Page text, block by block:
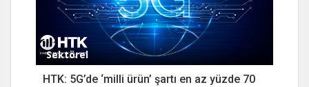
Sektörel
HTK: 5G’de ‘milli ürün’ şartı en az yüzde 70